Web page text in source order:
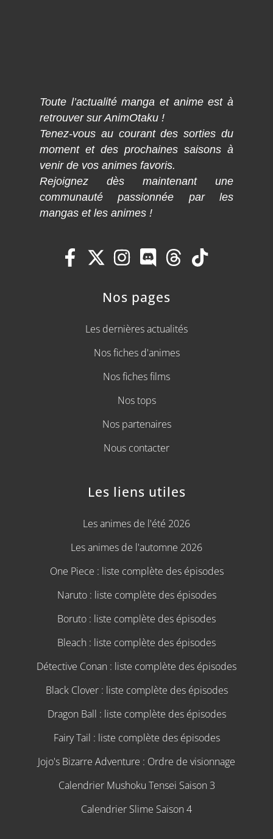
Toute l’actualité manga et anime est à
retrouver sur AnimOtaku !
Tenez-vous au courant des sorties du
moment et des prochaines saisons à
venir de vos animes favoris.
Rejoignez dès maintenant une
communauté passionnée par les
mangas et les animes !
Nos pages
Les dernières actualités
Nos fiches d'animes
Nos fiches films
Nos tops
Nos partenaires
Nous contacter
Les liens utiles
Les animes de l'été 2026
Les animes de l'automne 2026
One Piece : liste complète des épisodes
Naruto : liste complète des épisodes
Boruto : liste complète des épisodes
Bleach : liste complète des épisodes
Détective Conan : liste complète des épisodes
Black Clover : liste complète des épisodes
Dragon Ball : liste complète des épisodes
Fairy Tail : liste complète des épisodes
Jojo's Bizarre Adventure : Ordre de visionnage
Calendrier Mushoku Tensei Saison 3
Calendrier Slime Saison 4